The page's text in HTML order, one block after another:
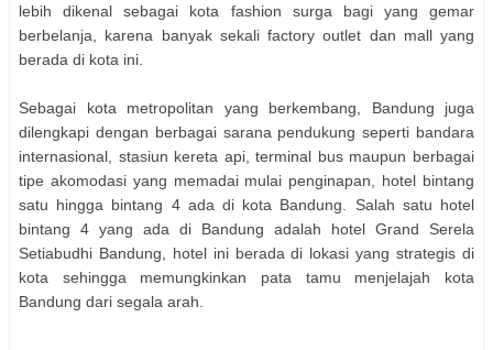
lebih dikenal sebagai kota fashion surga bagi yang gemar
berbelanja, karena banyak sekali factory outlet dan mall yang
berada di kota ini.
Sebagai kota metropolitan yang berkembang, Bandung juga
dilengkapi dengan berbagai sarana pendukung seperti bandara
internasional, stasiun kereta api, terminal bus maupun berbagai
tipe akomodasi yang memadai mulai penginapan, hotel bintang
satu hingga bintang 4 ada di kota Bandung. Salah satu hotel
bintang 4 yang ada di Bandung adalah hotel Grand Serela
Setiabudhi Bandung, hotel ini berada di lokasi yang strategis di
kota sehingga memungkinkan pata tamu menjelajah kota
Bandung dari segala arah.